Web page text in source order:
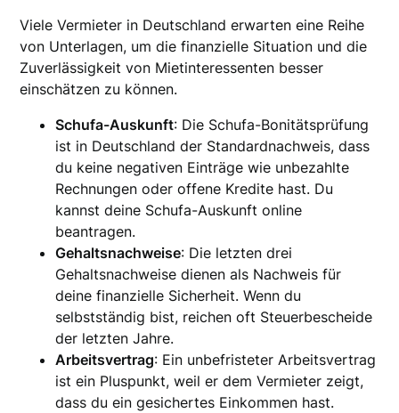
Viele Vermieter in Deutschland erwarten eine Reihe
von Unterlagen, um die finanzielle Situation und die
Zuverlässigkeit von Mietinteressenten besser
einschätzen zu können.
Schufa-Auskunft: Die Schufa-Bonitätsprüfung
ist in Deutschland der Standardnachweis, dass
du keine negativen Einträge wie unbezahlte
Rechnungen oder offene Kredite hast. Du
kannst deine Schufa-Auskunft online
beantragen.
Gehaltsnachweise: Die letzten drei
Gehaltsnachweise dienen als Nachweis für
deine finanzielle Sicherheit. Wenn du
selbstständig bist, reichen oft Steuerbescheide
der letzten Jahre.
Arbeitsvertrag: Ein unbefristeter Arbeitsvertrag
ist ein Pluspunkt, weil er dem Vermieter zeigt,
dass du ein gesichertes Einkommen hast.